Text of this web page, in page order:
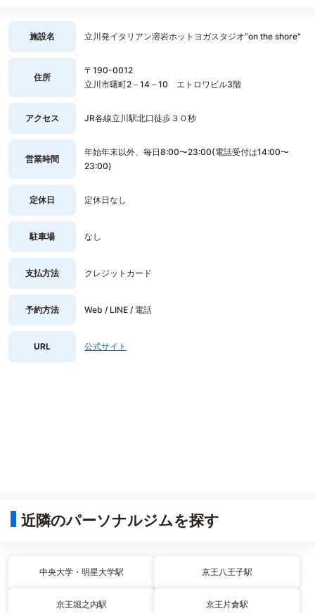
施設名 立川発イタリアン溶岩ホットヨガスタジオ”on the shore"
住所
〒190-0012
立川市曙町2－14－10 エトロワビル3階
アクセス JR各線立川駅北口徒歩３０秒
営業時間
年始年末以外、毎日8:00〜23:00(電話受付は14:00〜
23:00)
定休日 定休日なし
駐車場 なし
支払方法 クレジットカード
予約方法 Web / LINE / 電話
URL 公式サイト
近隣のパーソナルジムを探す
中央大学・明星大学駅 京王八王子駅
京王堀之内駅 京王片倉駅